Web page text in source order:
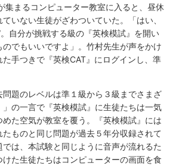
まるコンピューター教室に入ると、昼休
いない生徒がざわついていた。「はい、
自分が挑戦する級の『英検模試』を開い
でもいいですよ」。竹村先生が声をかけ
手つきで『英検CAT』にログインし、準
題のレベルは準１級から３級までさまざ
」の一言で『英検模試』に生徒たちは一気
た空気が教室を覆う。『英検模試』には
ものと同じ問題が過去５年分収録されて
は、本試験と同じように音声が流れるた
た生徒たちはコンピューターの画面を食